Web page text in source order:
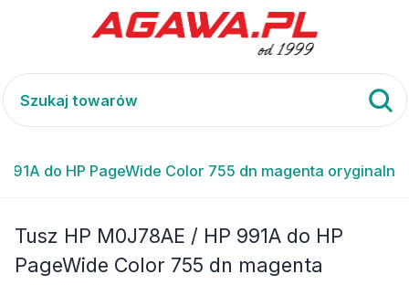
do HP PageWide Color 755 dn magenta oryginalny
Tusz HP M0J78AE / HP 991A do HP
PageWide Color 755 dn magenta